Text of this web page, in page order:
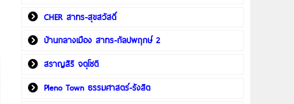
CHER สาทร-สุขสวัสดิ์
บ้านกลางเมือง สาทร-กัลปพฤกษ์ 2
สราญสิริ จตุโชติ
Pleno Town ธรรมศาสตร์-รังสิต